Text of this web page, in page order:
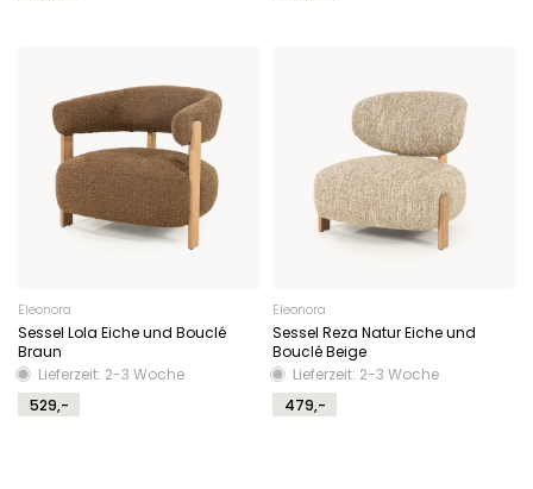
Eleonora
Sessel Lola Eiche und Bouclé
Braun
Lieferzeit: 2-3 Woche
529,-
Eleonora
Sessel Reza Natur Eiche und
Bouclé Beige
Lieferzeit: 2-3 Woche
479,-